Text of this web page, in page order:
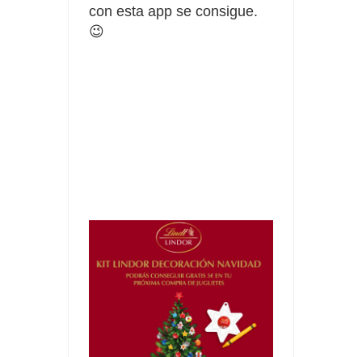
con esta app se consigue.
😉